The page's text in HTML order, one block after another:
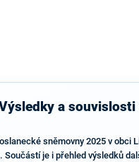
a souvislosti
sněmovny 2025 v
je i přehled výsledků